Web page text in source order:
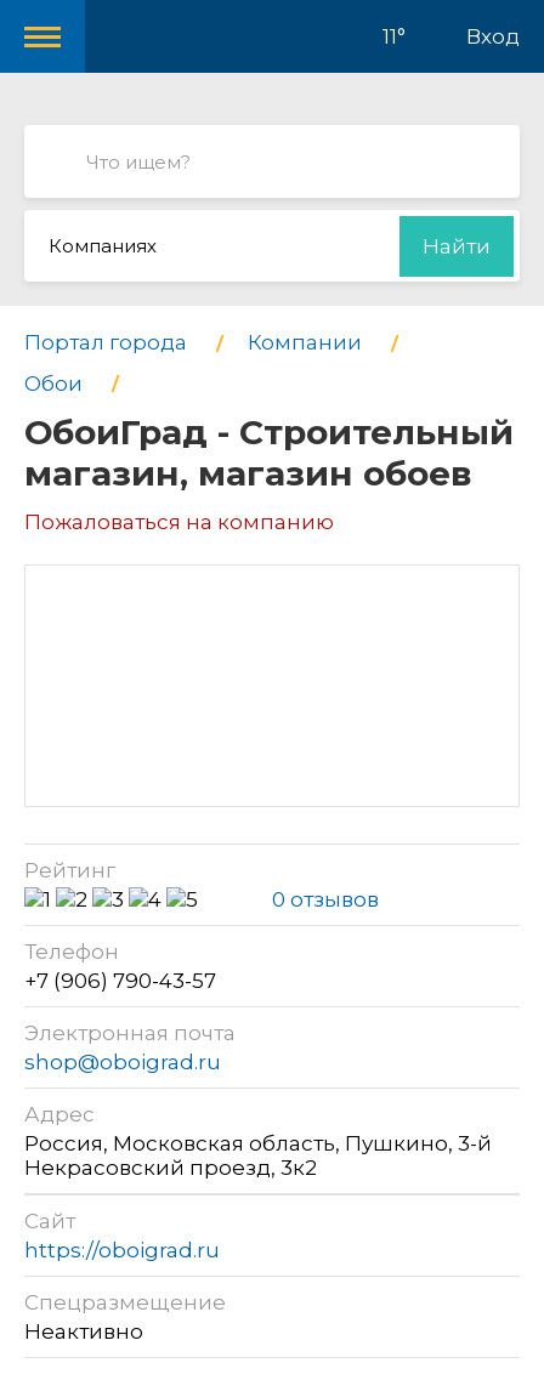
11° Вход
Компаниях Найти
Портал города
Компании
Обои
ОбоиГрад - Строительный
магазин, магазин обоев
Пожаловаться на компанию
Рейтинг
0 отзывов
Телефон
+7 (906) 790-43-57
Электронная почта
shop@oboigrad.ru
Адрес
Россия, Московская область, Пушкино, 3-й
Некрасовский проезд, 3к2
Сайт
https://oboigrad.ru
Спецразмещение
Неактивно